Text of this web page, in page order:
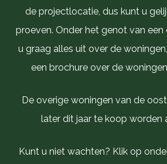
de projectlocatie, dus kunt u
proeven. Onder het genot van een
u graag alles uit over de
een brochure over de
De overige woningen van de
later dit jaar te koop worden
Kunt u niet wachten? Klik op